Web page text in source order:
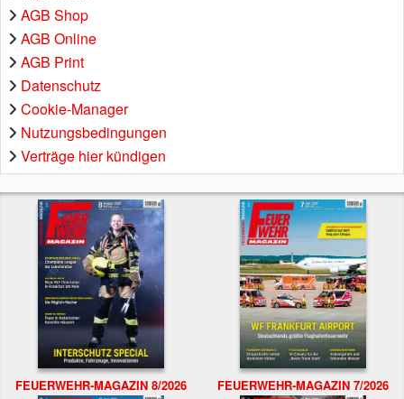
AGB Shop
AGB Online
AGB Print
Datenschutz
Cookie-Manager
Nutzungsbedingungen
Verträge hier kündigen
FEUERWEHR-MAGAZIN 8/2026 FEUERWEHR-MAGAZIN 7/2026